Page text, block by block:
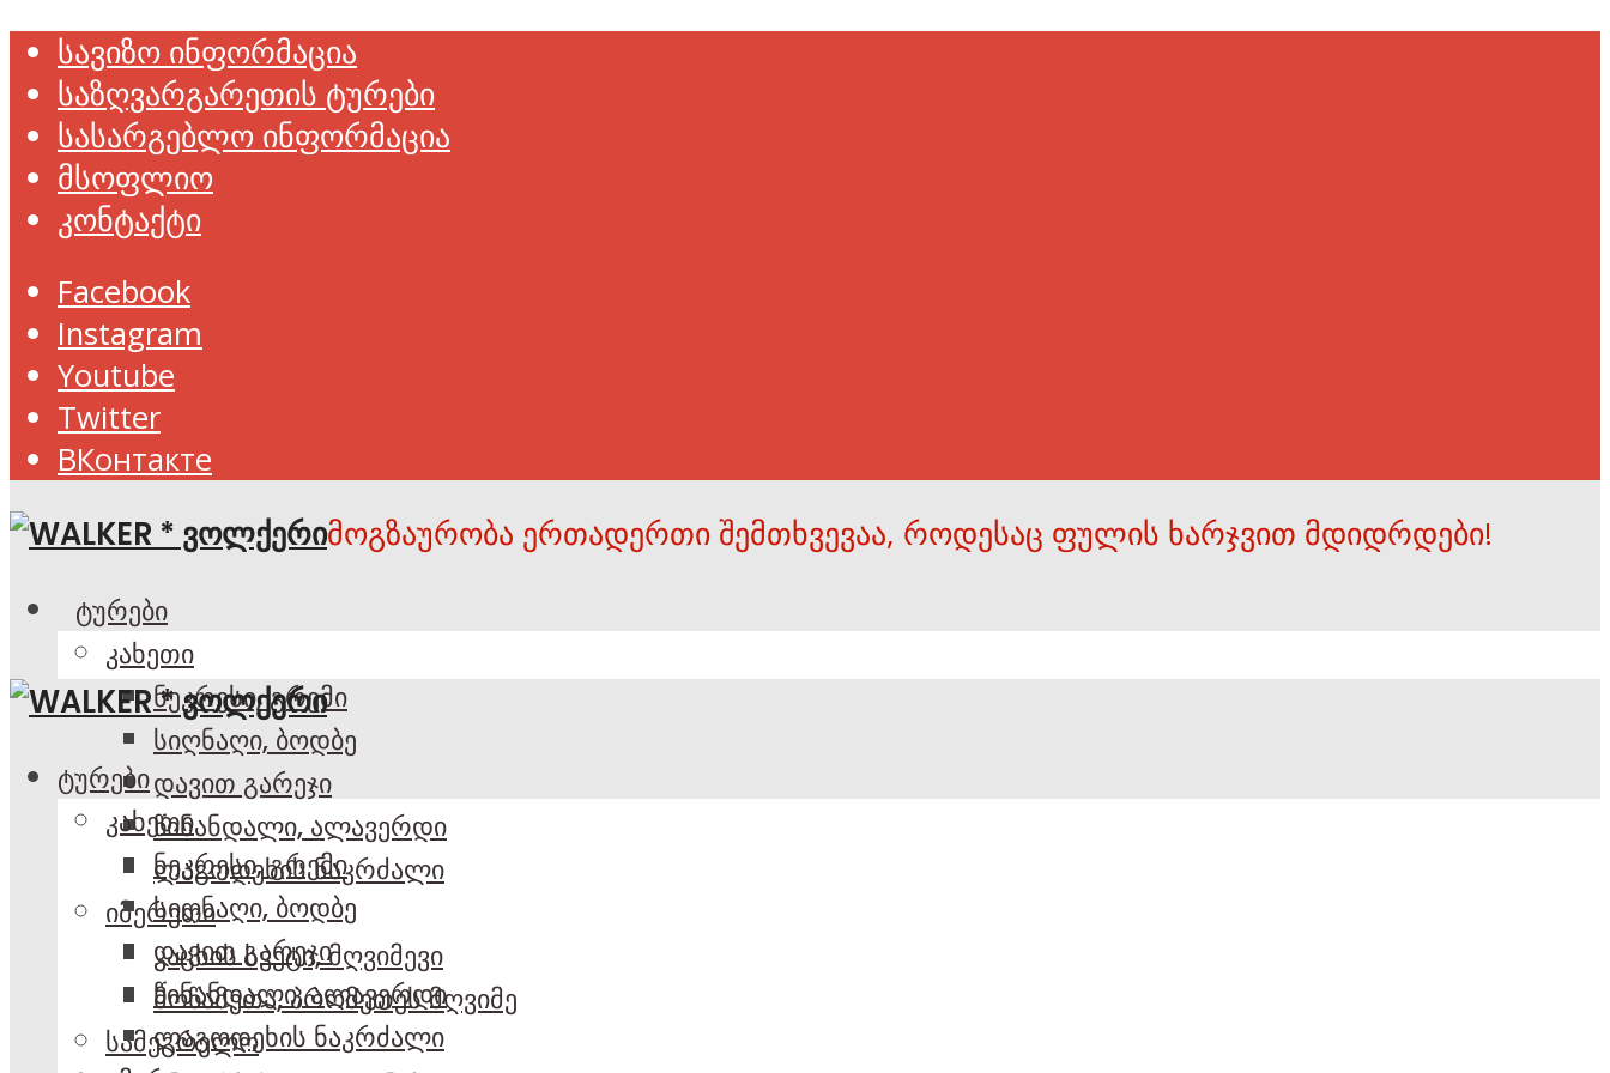
სავიზო ინფორმაცია
საზღვარგარეთის ტურები
სასარგებლო ინფორმაცია
მსოფლიო
კონტაქტი
Facebook
Instagram
Youtube
Twitter
ВКонтакте
მოგზაურობა ერთადერთი შემთხვევაა, როდესაც ფულის ხარჯვით მდიდრდები!
ტურები
კახეთი
ნეკრესი, გრემი
სიღნაღი, ბოდბე
დავით გარეჯი
წინანდალი, ალავერდი
ლაგოდეხის ნაკრძალი
იმერეთი
კაცხის სვეტი, მღვიმევი
მოწამეთა, პრომეთეს მღვიმე
სამეგრელო
ტურები
კახეთი
ნეკრესი, გრემი
სიღნაღი, ბოდბე
დავით გარეჯი
წინანდალი, ალავერდი
ლაგოდეხის ნაკრძალი